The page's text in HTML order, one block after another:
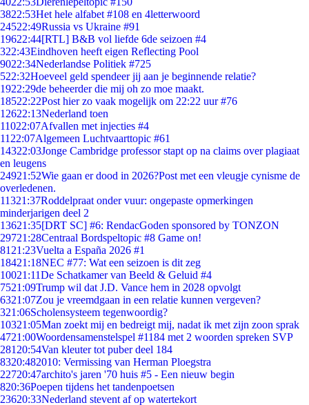
3822:53Het hele alfabet #108 en 4letterwoord
24522:49Russia vs Ukraine #91
19622:44[RTL] B&B vol liefde 6de seizoen #4
322:43Eindhoven heeft eigen Reflecting Pool
9022:34Nederlandse Politiek #725
522:32Hoeveel geld spendeer jij aan je beginnende relatie?
1922:29de beheerder die mij oh zo moe maakt.
18522:22Post hier zo vaak mogelijk om 22:22 uur #76
12622:13Nederland toen
11022:07Afvallen met injecties #4
11 22:07Algemeen Luchtvaarttopic #61
14322:03Jonge Cambridge professor stapt op na claims over plagiaat
en leugens
24921:52Wie gaan er dood in 2026?Post met een vleugje cynisme de
overledenen.
11321:37Roddelpraat onder vuur: ongepaste opmerkingen
minderjarigen deel 2
13621:35[DRT SC] #6: RendacGoden sponsored by TONZON
29721:28Centraal Bordspeltopic #8 Game on!
81 21:23Vuelta a España 2026 #1
18421:18NEC #77: Wat een seizoen is dit zeg
10021:11De Schatkamer van Beeld & Geluid #4
7521:09Trump wil dat J.D. Vance hem in 2028 opvolgt
6321:07Zou je vreemdgaan in een relatie kunnen vergeven?
321:06Scholensysteem tegenwoordig?
10321:05Man zoekt mij en bedreigt mij, nadat ik met zijn zoon sprak
4721:00Woordensamenstelspel #1184 met 2 woorden spreken SVP
281 20:54Van kleuter tot puber deel 184
8320:482010: Vermissing van Herman Ploegstra
22720:47archito's jaren '70 huis #5 - Een nieuw begin
820:36Poepen tijdens het tandenpoetsen
23620:33Nederland stevent af op watertekort